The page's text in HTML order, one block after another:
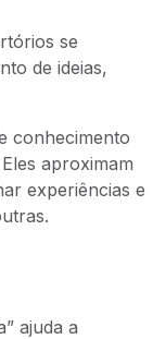
se
de ideias,
conhecimento
aproximam
experiências e
ajuda a